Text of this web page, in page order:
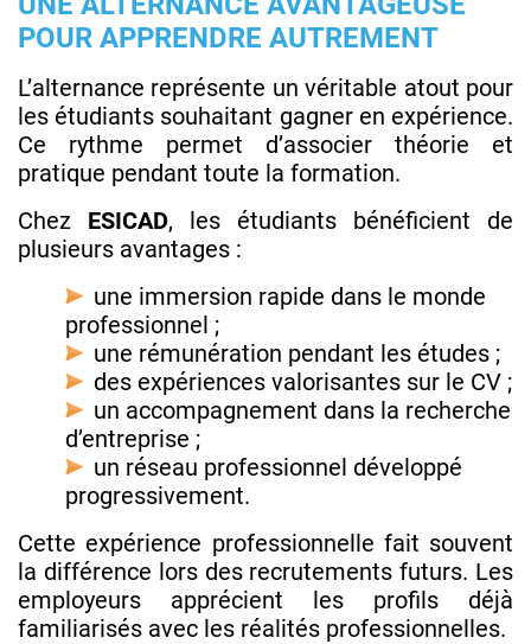
POUR APPRENDRE AUTREMENT
L’alternance représente un véritable atout pour
les étudiants souhaitant gagner en expérience.
Ce rythme permet d’associer théorie et
pratique pendant toute la formation.
Chez ESICAD, les étudiants bénéficient de
plusieurs avantages :
une immersion rapide dans le monde
professionnel ;
une rémunération pendant les études ;
des expériences valorisantes sur le CV ;
un accompagnement dans la recherche
d’entreprise ;
un réseau professionnel développé
progressivement.
Cette expérience professionnelle fait souvent
la différence lors des recrutements futurs. Les
employeurs apprécient les profils déjà
familiarisés avec les réalités professionnelles.